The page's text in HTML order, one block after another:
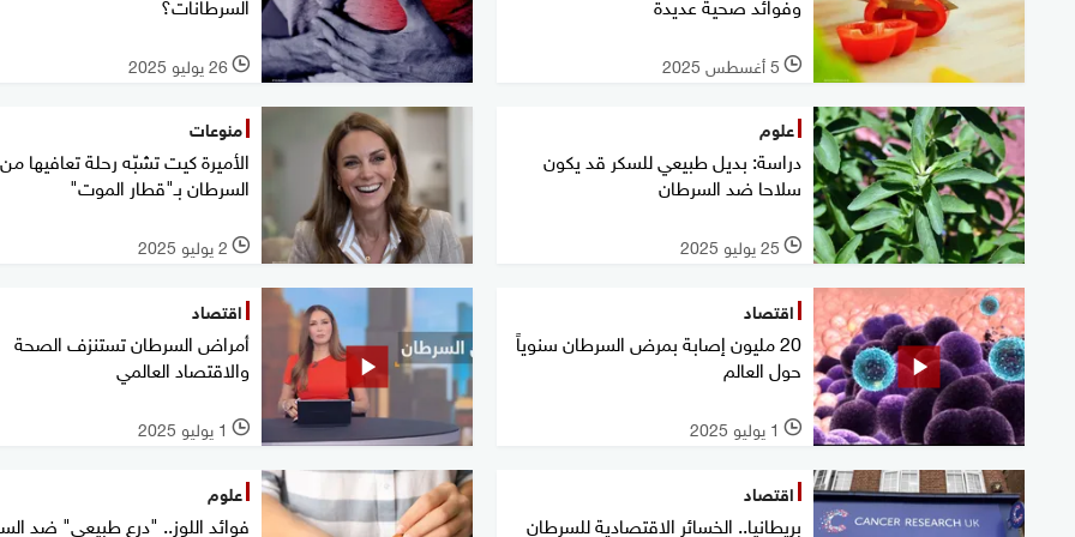
l 5 أغسطس 2025 l 26 يوليو 2025
علوم
دراسة: بديل طبيعي للسكر قد يكون
سلاحا ضد السرطان
l 25 يوليو 2025
منوعات
الأميرة كيت تشبّه رحلة تعافيها من
السرطان بـ"قطار الموت"
l 2 يوليو 2025
اقتصاد
20 مليون إصابة بمرض السرطان سنوياً
حول العالم
l 1 يوليو 2025
اقتصاد
أمراض السرطان تستنزف الصحة
والاقتصاد العالمي
l 1 يوليو 2025
اقتصاد
بريطانيا.. الخسائر الاقتصادية للسرطان
علوم
فوائد اللوز.. "درع طبيعي" ضد